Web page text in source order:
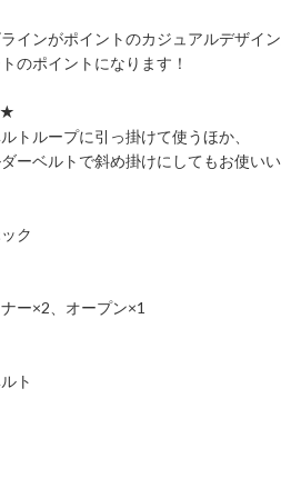
インがポイントのカジュアルデザイ
のポイントになります！
★
トループに引っ掛けて使うほか、
ーベルトで斜め掛けにしてもお使いい
ク
ー×2、オープン×1
ト